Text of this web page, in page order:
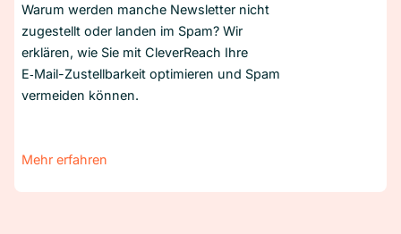
Warum werden manche Newsletter nicht
zugestellt oder landen im Spam? Wir
erklären, wie Sie mit CleverReach Ihre
E‑Mail-Zustellbarkeit optimieren und Spam
vermeiden können.
Mehr erfahren